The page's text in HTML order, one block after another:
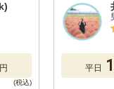
円 平日